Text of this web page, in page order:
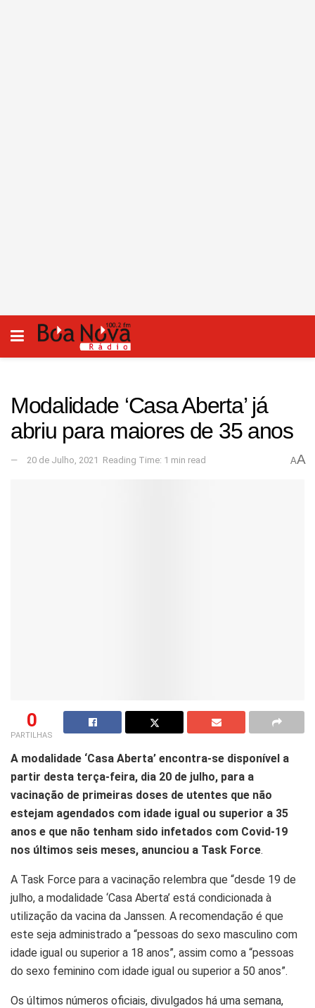
Modalidade ‘Casa Aberta’ já
abriu para maiores de 35 anos
20 de Julho, 2021 Reading Time: 1 min read AA
0
PARTILHAS
A modalidade ‘Casa Aberta’ encontra-se disponível a
partir desta terça-feira, dia 20 de julho, para a
vacinação de primeiras doses de utentes que não
estejam agendados com idade igual ou superior a 35
anos e que não tenham sido infetados com Covid-19
nos últimos seis meses, anunciou a Task Force.
A Task Force para a vacinação relembra que “desde 19 de
julho, a modalidade ‘Casa Aberta’ está condicionada à
utilização da vacina da Janssen. A recomendação é que
este seja administrado a “pessoas do sexo masculino com
idade igual ou superior a 18 anos”, assim como a “pessoas
do sexo feminino com idade igual ou superior a 50 anos”.
Os últimos números oficiais, divulgados há uma semana,